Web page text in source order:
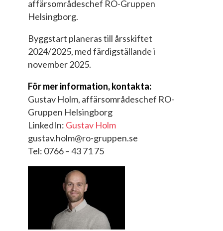
affärsområdeschef RO-Gruppen
Helsingborg.
Byggstart planeras till årsskiftet
2024/2025, med färdigställande i
november 2025.
För mer information, kontakta:
Gustav Holm, affärsområdeschef RO-
Gruppen Helsingborg
LinkedIn: Gustav Holm
gustav.holm@ro-gruppen.se
Tel: 0766 – 43 71 75